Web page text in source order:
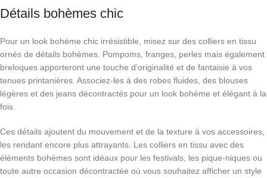
Détails bohèmes chic
Pour un look bohème chic irrésistible, misez sur des colliers en tissu
ornés de détails bohèmes. Pompoms, franges, perles mais également
breloques apporteront une touche d’originalité et de fantaisie à vos
tenues printanières. Associez-les à des robes fluides, des blouses
légères et des jeans décontractés pour un look bohème et élégant à la
fois.
Ces détails ajoutent du mouvement et de la texture à vos accessoires,
les rendant encore plus attrayants. Les colliers en tissu avec des
éléments bohèmes sont idéaux pour les festivals, les pique-niques ou
toute autre occasion décontractée où vous souhaitez afficher un style